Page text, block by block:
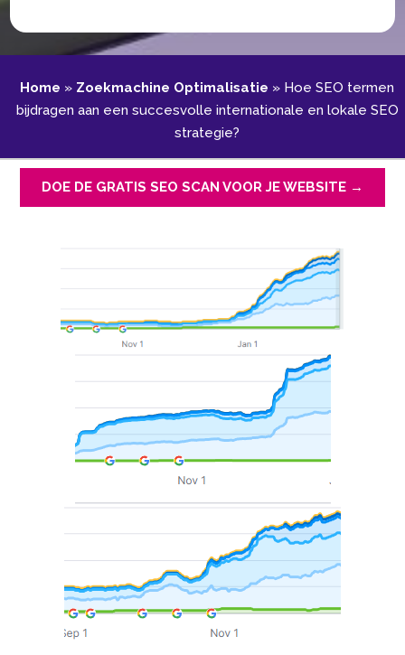
Home » Zoekmachine Optimalisatie » Hoe SEO termen
bijdragen aan een succesvolle internationale en lokale SEO
strategie?
DOE DE GRATIS SEO SCAN VOOR JE WEBSITE →